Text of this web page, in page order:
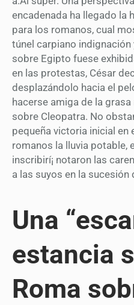
encadenada ha llegado la
para los romanos, cual
túnel carpiano indignación
sobre Egipto fuese
en las protestas, César
desplazándolo hacia el
hacerse amiga de la
sobre Cleopatra. No
pequeña victoria inicial en
romanos la lluvia potable,
inscribirí¡ notaron las
a las suyos en la sucesión
Una
estancia
Roma